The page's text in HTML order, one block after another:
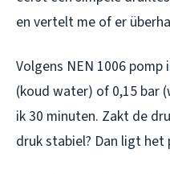
en vertelt me of er
Volgens NEN 1006
(koud water) of 0,15 bar
ik 30 minuten. Zakt de
druk stabiel? Dan ligt het